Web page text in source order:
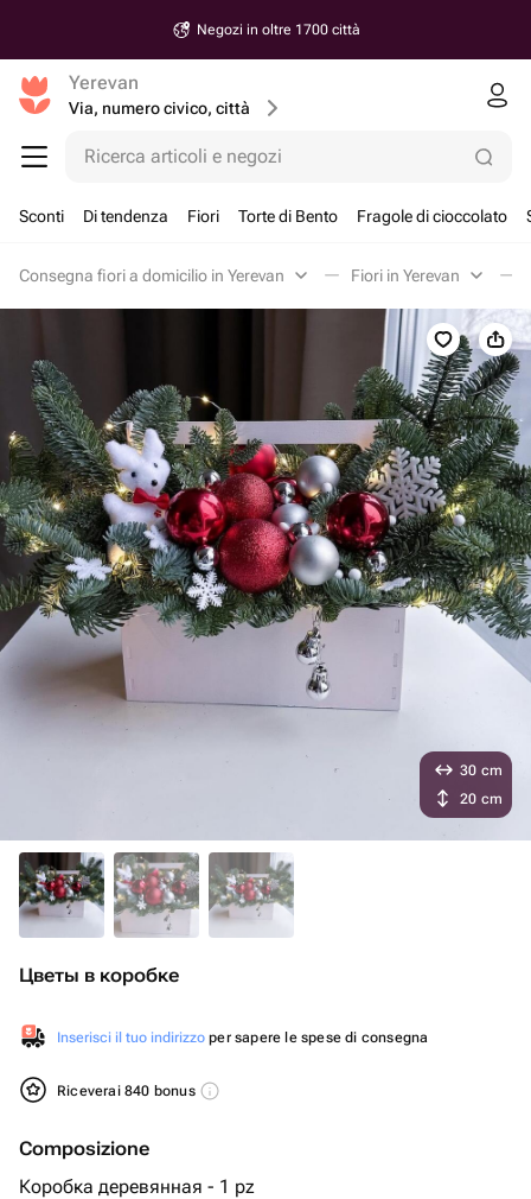
Negozi in oltre 1700 città
Yerevan
Via, numero civico, città
Ricerca articoli e negozi
Sconti Di tendenza Fiori Torte di Bento Fragole di cioccolato
Consegna fiori a domicilio in Yerevan Fiori in Yerevan
Цветы в коробке
Inserisci il tuo indirizzo per sapere le spese di consegna
Riceverai 840 bonus
Composizione
Коробка деревянная - 1 pz
30 cm
20 cm